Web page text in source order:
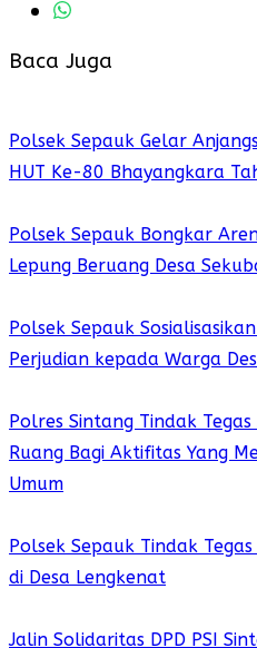
Baca Juga
Polsek Sepauk Gelar
HUT Ke-80 Bhayangkara
Polsek Sepauk Bongkar
Lepung Beruang Desa
Polsek Sepauk
Perjudian kepada Warga
Polres Sintang Tindak
Ruang Bagi Aktifitas Yang
Umum
Polsek Sepauk Tindak
di Desa Lengkenat
Jalin Solidaritas DPD PSI